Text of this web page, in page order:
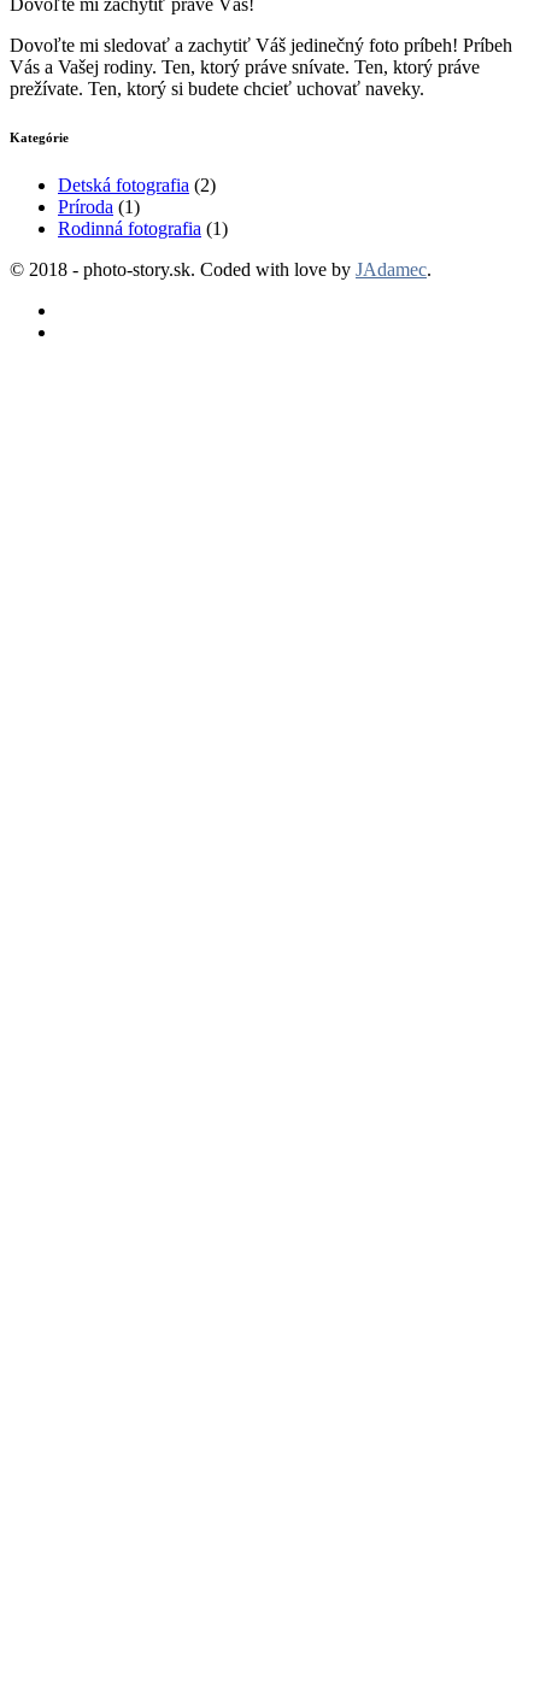
Dovoľte mi sledovať a zachytiť Váš jedinečný foto príbeh! Príbeh
Vás a Vašej rodiny. Ten, ktorý práve snívate. Ten, ktorý práve
prežívate. Ten, ktorý si budete chcieť uchovať naveky.
Kategórie
Detská fotografia (2)
Príroda (1)
Rodinná fotografia (1)
© 2018 - photo-story.sk. Coded with love by JAdamec.